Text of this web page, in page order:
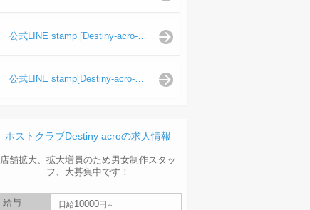
公式LINE stamp [Destiny-acro-波旬]
公式LINE stamp[Destiny-acro-天照陽]
ホストクラブDestiny acroの求人情報
店舗拡大、拡大増員のため男女制作スタッ
フ、大募集中です！
給与 日給10000円